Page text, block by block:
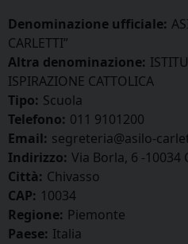
Denominazione ufficiale:
CARLETTI”
Altra denominazione:
ISPIRAZIONE CATTOLICA
Tipo: Scuola
Telefono: 011 9101200
Email: segreteria@asilo-
Indirizzo: Via Borla, 6 -10034
Città: Chivasso
CAP: 10034
Regione: Piemonte
Paese: Italia